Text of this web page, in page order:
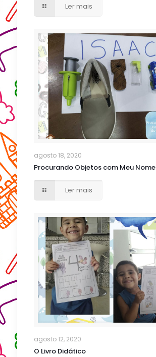
Ler mais
agosto 18, 2020
Procurando Objetos com Meu Nome
Ler mais
agosto 12, 2020
O Livro Didático